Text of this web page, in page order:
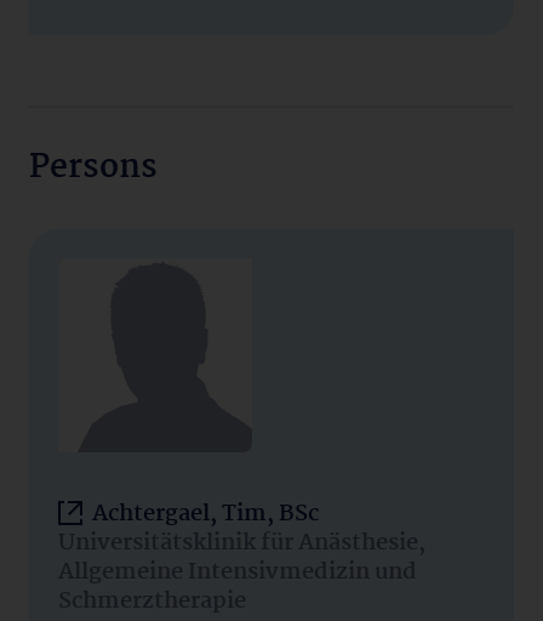
Persons
Achtergael, Tim, BSc
Universitätsklinik für Anästhesie,
Allgemeine Intensivmedizin und
Schmerztherapie